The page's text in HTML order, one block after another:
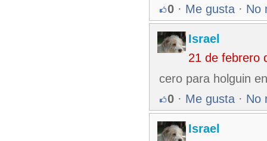
0 · Me gusta · No
Israel
21 de febrero
cero para holguin
0 · Me gusta · No
Israel